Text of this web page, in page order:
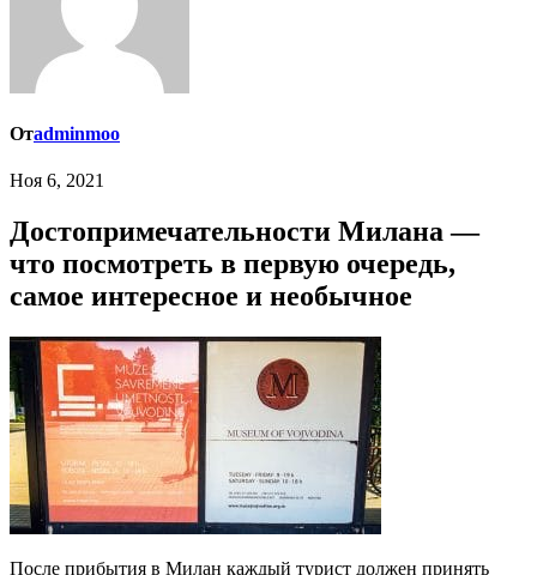
Отadminmoo
Ноя 6, 2021
Достопримечательности Милана —
что посмотреть в первую очередь,
самое интересное и необычное
После прибытия в Милан каждый турист должен принять